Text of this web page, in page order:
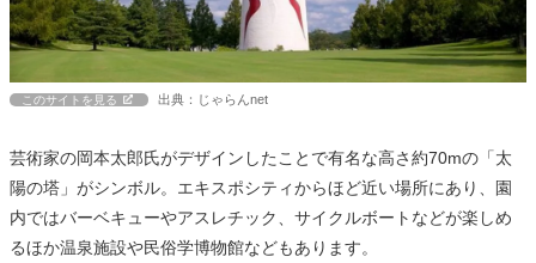
このサイトを見る 出典：じゃらんnet
芸術家の岡本太郎氏がデザインしたことで有名な高さ約70mの「太
陽の塔」がシンボル。エキスポシティからほど近い場所にあり、園
内ではバーベキューやアスレチック、サイクルボートなどが楽しめ
るほか温泉施設や民俗学博物館などもあります。